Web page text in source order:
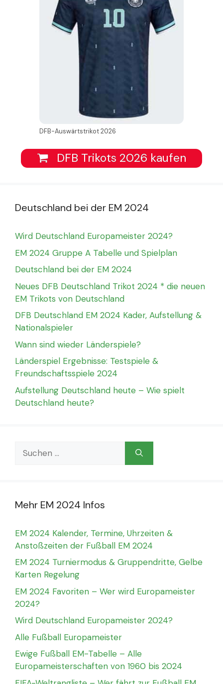
DFB-Auswärtstrikot 2026
DFB Trikots 2026 kaufen
Deutschland bei der EM 2024
Wird Deutschland Europameister 2024?
EM 2024 Gruppe A Tabelle und Spielplan
Deutschland bei der EM 2024
Neues DFB Deutschland Trikot 2024 * die neuen
EM Trikots von Deutschland
DFB Deutschland EM 2024 Kader, Aufstellung &
Nationalspieler
Wann sind wieder Länderspiele?
Länderspiel Ergebnisse: Testspiele &
Freundschaftsspiele 2024
Aufstellung Deutschland heute – Wie spielt
Deutschland heute?
Suchen
nach:
Mehr EM 2024 Infos
EM 2024 Kalender, Termine, Uhrzeiten &
Anstoßzeiten der Fußball EM 2024
EM 2024 Turniermodus & Gruppendritte, Gelbe
Karten Regelung
EM 2024 Favoriten – Wer wird Europameister
2024?
Wird Deutschland Europameister 2024?
Alle Fußball Europameister
Ewige Fußball EM-Tabelle – Alle
Europameisterschaften von 1960 bis 2024